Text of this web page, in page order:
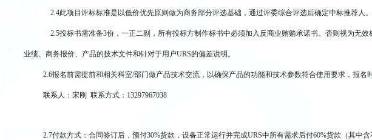
2.4此项目评标标准是以低价优先原则做为商务部分评选基础，通过评委综合评选后确定中标推荐人
2.5投标书需准备3份，一正二副，所有投标方制作标书中必须加入反商业贿赂承诺书。否则视为无
业绩、商务报价、产品的技术文件和针对于用户URS的偏差说明。
2.6报名前需提前和相关科室/部门做产品技术交流，以确保产品的功能和技术参数符合使用要求，报
联系人：宋刚 联系方式：13297967038
2.7付款方式：合同签订后，预付30%货款，设备正常运行并完成URS中所有需求后付60%货款（其中